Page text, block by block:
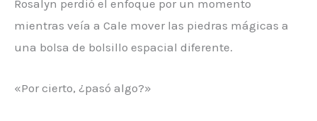
Rosalyn perdió el enfoque por un momento
mientras veía a Cale mover las piedras mágicas a
una bolsa de bolsillo espacial diferente.
«Por cierto, ¿pasó algo?»